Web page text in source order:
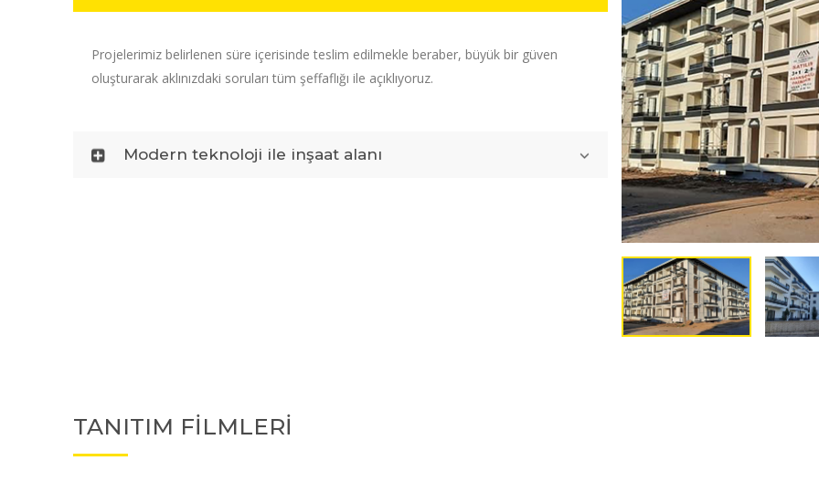
Projelerimiz belirlenen süre içerisinde teslim edilmekle beraber, büyük bir güven
oluşturarak aklınızdaki soruları tüm şeffaflığı ile açıklıyoruz.
Modern teknoloji ile inşaat alanı
TANITIM FİLMLERİ